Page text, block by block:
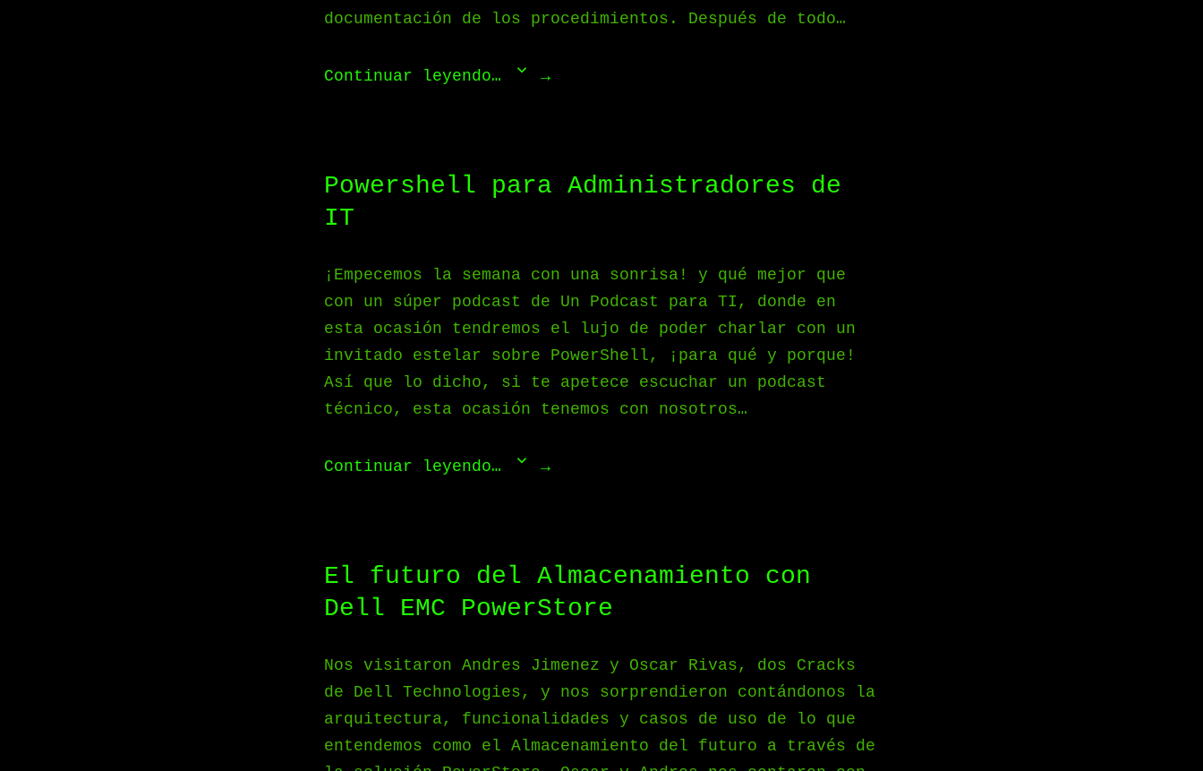
documentación de los procedimientos. Después de todo…
Continuar leyendo…
Powershell para Administradores de
IT
¡Empecemos la semana con una sonrisa! y qué mejor que
con un súper podcast de Un Podcast para TI, donde en
esta ocasión tendremos el lujo de poder charlar con un
invitado estelar sobre PowerShell, ¡para qué y porque!
Así que lo dicho, si te apetece escuchar un podcast
técnico, esta ocasión tenemos con nosotros…
Continuar leyendo…
El futuro del Almacenamiento con
Dell EMC PowerStore
Nos visitaron Andres Jimenez y Oscar Rivas, dos Cracks
de Dell Technologies, y nos sorprendieron contándonos la
arquitectura, funcionalidades y casos de uso de lo que
entendemos como el Almacenamiento del futuro a través de